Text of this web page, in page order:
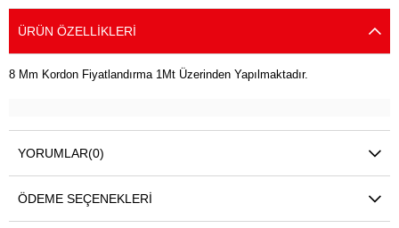
ÜRÜN ÖZELLIKLERI
8 Mm Kordon Fiyatlandırma 1Mt Üzerinden Yapılmaktadır.
YORUMLAR(0)
ÖDEME SEÇENEKLERI